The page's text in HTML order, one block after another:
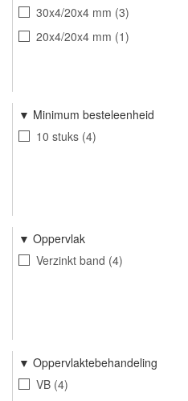
30x4/20x4 mm 3
20x4/20x4 mm 1
Minimum besteleenheid
10 stuks 4
Oppervlak
Verzinkt band 4
Oppervlaktebehandeling
VB 4